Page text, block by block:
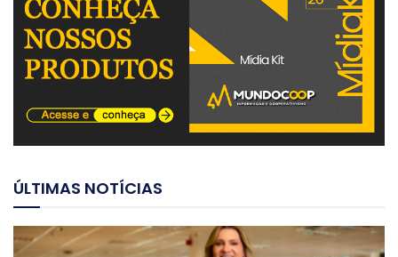
ÚLTIMAS NOTÍCIAS